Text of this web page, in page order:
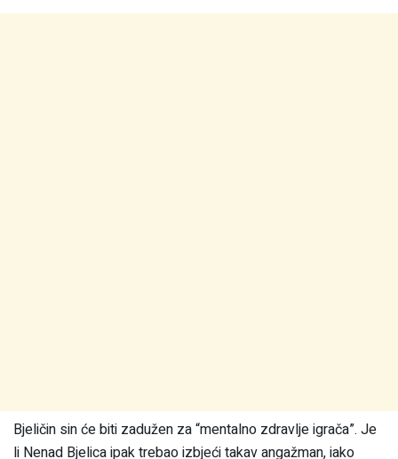
Bjeličin sin će biti zadužen za “mentalno zdravlje igrača”. Je
li Nenad Bjelica ipak trebao izbjeći takav angažman, iako